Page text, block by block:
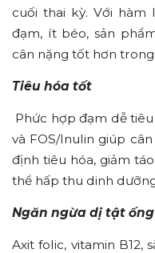
cuối thai kỳ. Với hàm
đạm, ít béo, sản
cân nặng tốt hơn trong
Tiêu hóa tốt
Phức hợp đạm dễ
và FOS/Inulin giúp
định tiêu hóa, giảm
thể hấp thu dinh
Ngăn ngừa dị tật
Axit folic, vitamin B12,